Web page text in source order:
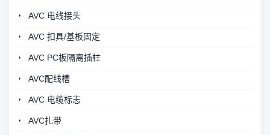
AVC 电线接头
AVC 扣具/基板固定
AVC PC板隔离插柱
AVC配线槽
AVC 电缆标志
AVC扎带